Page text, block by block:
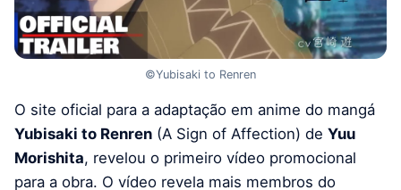
©Yubisaki to Renren
O site oficial para a adaptação em anime do mangá
Yubisaki to Renren (A Sign of Affection) de Yuu
Morishita, revelou o primeiro vídeo promocional
para a obra. O vídeo revela mais membros do